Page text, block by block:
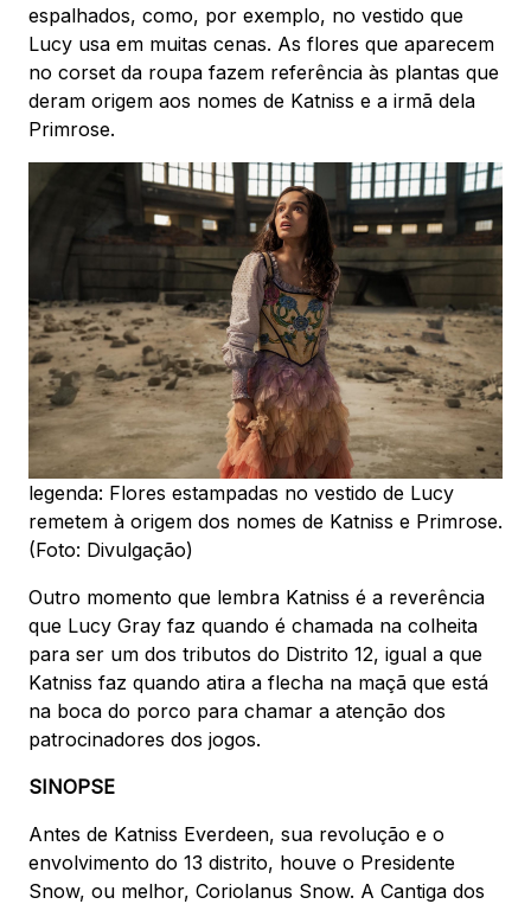
espalhados, como, por exemplo, no vestido que
Lucy usa em muitas cenas. As flores que aparecem
no corset da roupa fazem referência às plantas que
deram origem aos nomes de Katniss e a irmã dela
Primrose.
legenda: Flores estampadas no vestido de Lucy
remetem à origem dos nomes de Katniss e Primrose.
(Foto: Divulgação)
Outro momento que lembra Katniss é a reverência
que Lucy Gray faz quando é chamada na colheita
para ser um dos tributos do Distrito 12, igual a que
Katniss faz quando atira a flecha na maçã que está
na boca do porco para chamar a atenção dos
patrocinadores dos jogos.
SINOPSE
Antes de Katniss Everdeen, sua revolução e o
envolvimento do 13 distrito, houve o Presidente
Snow, ou melhor, Coriolanus Snow. A Cantiga dos